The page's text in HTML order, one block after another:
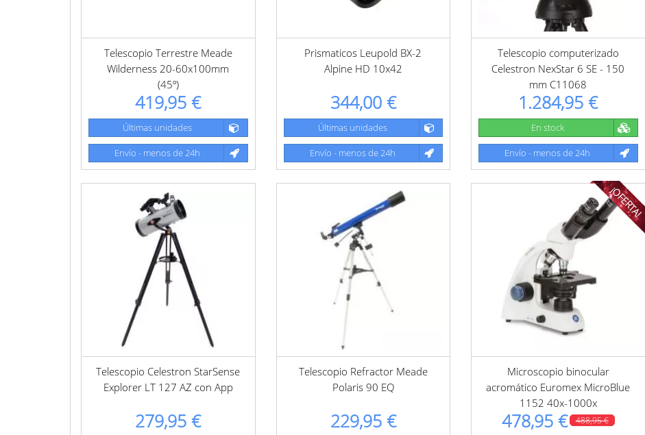
Telescopio Terrestre Meade
Wilderness 20-60x100mm
(45º)
419,95 €
Últimas unidades
Envío - menos de 24h
Prismaticos Leupold BX-2
Alpine HD 10x42
344,00 €
Últimas unidades
Envío - menos de 24h
Telescopio computerizado
Celestron NexStar 6 SE - 150
mm C11068
1.284,95 €
En stock
Envío - menos de 24h
Telescopio Celestron StarSense
Explorer LT 127 AZ con App
279,95 €
Telescopio Refractor Meade
Polaris 90 EQ
229,95 €
¡OFERTA!
Microscopio binocular
acromático Euromex MicroBlue
1152 40x-1000x
478,95 € 488,95 €